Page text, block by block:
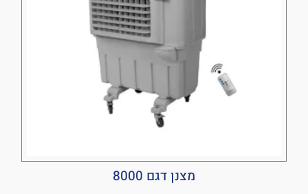
מצנן דגם 8000